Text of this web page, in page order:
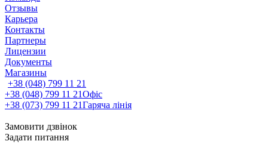
Отзывы
Карьера
Контакты
Партнеры
Лицензии
Документы
Магазины
+38 (048) 799 11 21
+38 (048) 799 11 21Офіс
+38 (073) 799 11 21Гаряча лінія
Замовити дзвінок
Задати питання